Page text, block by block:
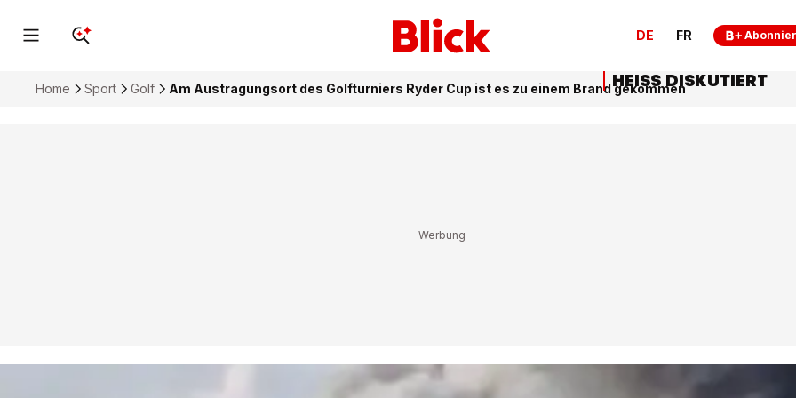
DE FR
Home Sport Golf Am Austragungsort des Golfturniers Ryder Cup ist es zu einem Brand gekommenHEISS DISKUTIERT